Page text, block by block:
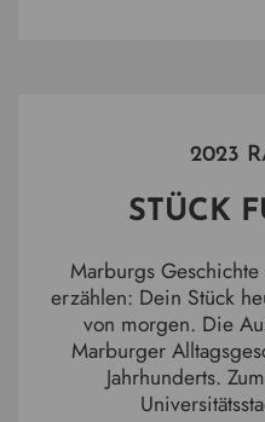
2023
STÜCK
Marburgs
erzählen: Dein Stück
von morgen. Die
Marburger
Jahrhunderts.